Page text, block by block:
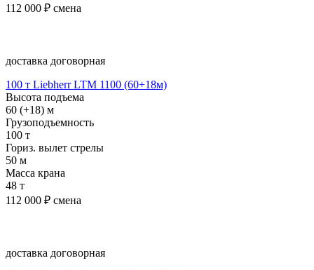
112 000 ₽ смена
доставка договорная
100 т Liebherr LTM 1100 (60+18м)
Высота подъема
60 (+18) м
Грузоподъемность
100 т
Гориз. вылет стрелы
50 м
Масса крана
48 т
112 000 ₽ смена
доставка договорная